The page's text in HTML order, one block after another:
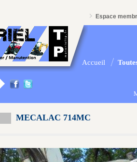
Espace
Accueil
MECALAC 714MC